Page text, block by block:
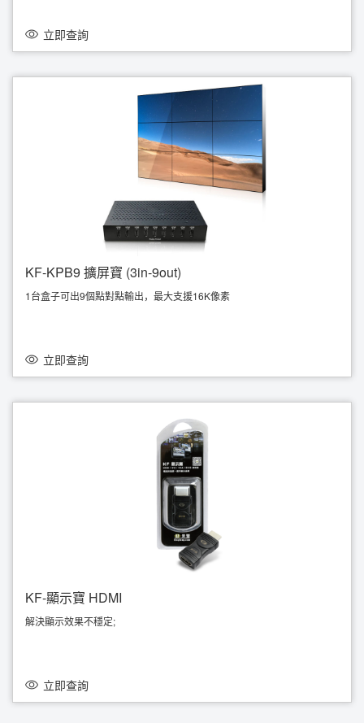
即插即用，快速安裝無需使用驅動
低功耗、高效能、高穩定度
立即查詢
KF-KPB9 擴屏寶 (3in-9out)
1台盒子可出9個點對點輸出，最大支援16K像素
低功耗、高效能、高穩定度
立即查詢
KF-顯示寶 HDMI
解決顯示效果不穩定;
立即查詢